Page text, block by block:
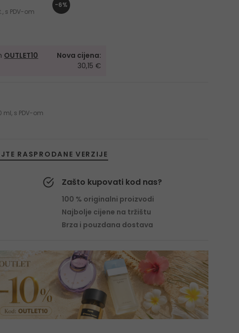
s PDV-om
-6%
OUTLET10
Nova cijena:
30,15 €
ml, s PDV-om
RASPRODANE VERZIJE
Zašto kupovati kod nas?
100 % originalni proizvodi
Najbolje cijene na tržištu
Brza i pouzdana dostava